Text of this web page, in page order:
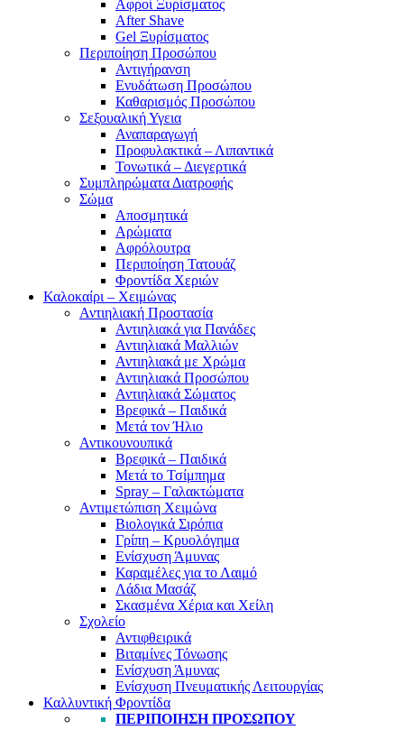
Αφροί Ξυρίσματος
After Shave
Gel Ξυρίσματος
Περιποίηση Προσώπου
Αντιγήρανση
Ενυδάτωση Προσώπου
Καθαρισμός Προσώπου
Σεξουαλική Υγεια
Αναπαραγωγή
Προφυλακτικά – Λιπαντικά
Τονωτικά – Διεγερτικά
Συμπληρώματα Διατροφής
Σώμα
Αποσμητικά
Αρώματα
Αφρόλουτρα
Περιποίηση Τατουάζ
Φροντίδα Χεριών
Καλοκαίρι – Χειμώνας
Αντιηλιακή Προστασία
Αντιηλιακά για Πανάδες
Αντιηλιακά Μαλλιών
Αντιηλιακά με Χρώμα
Αντιηλιακά Προσώπου
Αντιηλιακά Σώματος
Βρεφικά – Παιδικά
Μετά τον Ήλιο
Αντικουνουπικά
Βρεφικά – Παιδικά
Μετά το Τσίμπημα
Spray – Γαλακτώματα
Αντιμετώπιση Χειμώνα
Βιολογικά Σιρόπια
Γρίπη – Κρυολόγημα
Ενίσχυση Άμυνας
Καραμέλες για το Λαιμό
Λάδια Μασάζ
Σκασμένα Χέρια και Χείλη
Σχολείο
Αντιφθειρικά
Βιταμίνες Τόνωσης
Ενίσχυση Άμυνας
Ενίσχυση Πνευματικής Λειτουργίας
Καλλυντική Φροντίδα
ΠΕΡΙΠΟΊΗΣΗ ΠΡΟΣΏΠΟΥ